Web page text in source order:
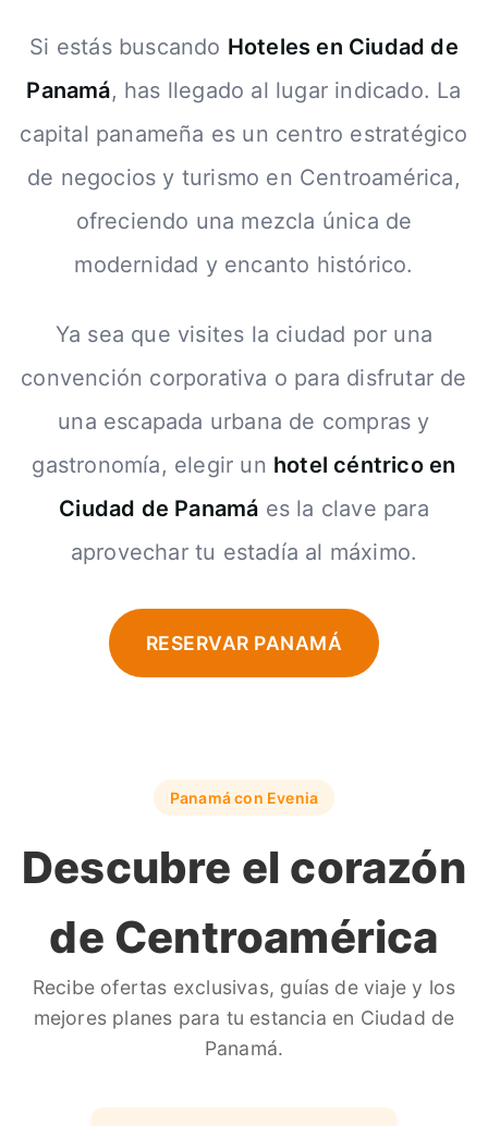
Si estás buscando Hoteles en Ciudad de
Panamá, has llegado al lugar indicado. La
capital panameña es un centro estratégico
de negocios y turismo en Centroamérica,
ofreciendo una mezcla única de
modernidad y encanto histórico.
Ya sea que visites la ciudad por una
convención corporativa o para disfrutar de
una escapada urbana de compras y
gastronomía, elegir un hotel céntrico en
Ciudad de Panamá es la clave para
aprovechar tu estadía al máximo.
RESERVAR PANAMÁ
Panamá con Evenia
Descubre el corazón
de Centroamérica
Recibe ofertas exclusivas, guías de viaje y los
mejores planes para tu estancia en Ciudad de
Panamá.